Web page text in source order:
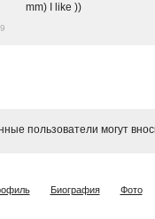
mm) I like ))
пользователи могут
Биография Фото